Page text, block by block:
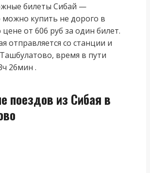
билеты Сибай —
купить не дорого в
от 606 руб за один билет.
отправляется со станции и
время в пути
26мин .
поездов из Сибая в